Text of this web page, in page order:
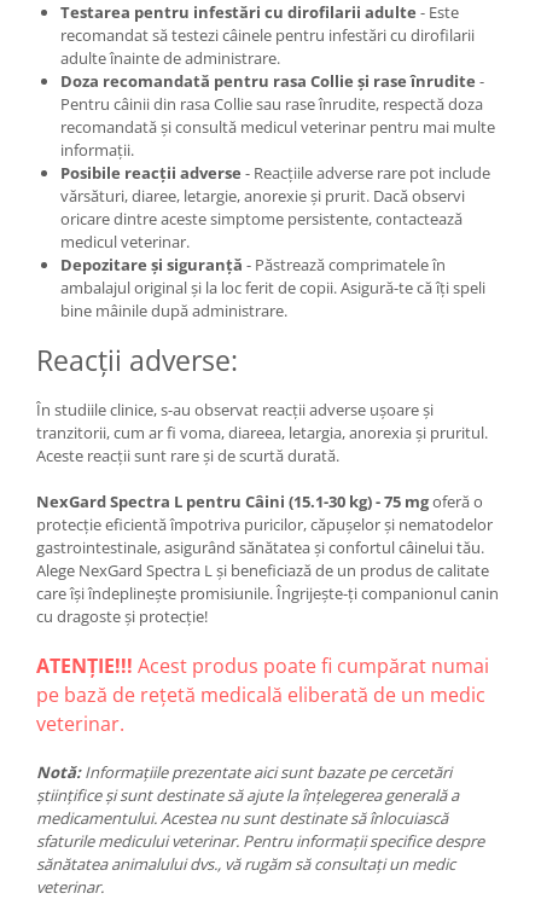
Testarea pentru infestări cu dirofilarii adulte - Este
recomandat să testezi câinele pentru infestări cu dirofilarii
adulte înainte de administrare.
Doza recomandată pentru rasa Collie și rase înrudite -
Pentru câinii din rasa Collie sau rase înrudite, respectă doza
recomandată și consultă medicul veterinar pentru mai multe
informații.
Posibile reacții adverse - Reacțiile adverse rare pot include
vărsături, diaree, letargie, anorexie și prurit. Dacă observi
oricare dintre aceste simptome persistente, contactează
medicul veterinar.
Depozitare și siguranță - Păstrează comprimatele în
ambalajul original și la loc ferit de copii. Asigură-te că îți speli
bine mâinile după administrare.
Reacții adverse:
În studiile clinice, s-au observat reacții adverse ușoare și
tranzitorii, cum ar fi voma, diareea, letargia, anorexia și pruritul.
Aceste reacții sunt rare și de scurtă durată.
NexGard Spectra L pentru Câini (15.1-30 kg) - 75 mgoferă o
protecție eficientă împotriva puricilor, căpușelor și nematodelor
gastrointestinale, asigurând sănătatea și confortul câinelui tău.
Alege NexGard Spectra L și beneficiază de un produs de calitate
care își îndeplinește promisiunile. Îngrijește-ți companionul canin
cu dragoste și protecție!
ATENȚIE!!! Acest produs poate fi cumpărat numai
pe bază de rețetă medicală eliberată de un medic
veterinar.
Notă:Informațiile prezentate aici sunt bazate pe cercetări
științifice și sunt destinate să ajute la înțelegerea generală a
medicamentului. Acestea nu sunt destinate să înlocuiască
sfaturile medicului veterinar. Pentru informații specifice despre
sănătatea animalului dvs., vă rugăm să consultați un medic
veterinar.